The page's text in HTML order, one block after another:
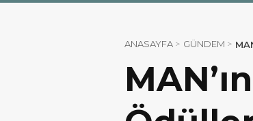
ANASAYFA GÜNDEM